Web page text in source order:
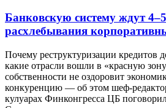
Банковскую систему ждут
расхлебывания
Почему реструктуризации кредитов
какие отрасли вошли в «красную
собственности не оздоровит
конкуренцию — об этом шеф-
кулуарах Финконгресса ЦБ